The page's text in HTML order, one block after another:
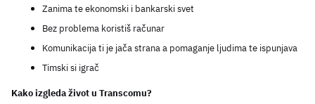
Zanima te ekonomski i bankarski svet
Bez problema koristiš računar
Komunikacija ti je jača strana a pomaganje ljudima te ispunjava
Timski si igrač
Kako izgleda život u Transcomu?